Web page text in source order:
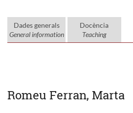
Dades generals
General information
Docència
Teaching
Romeu Ferran, Marta